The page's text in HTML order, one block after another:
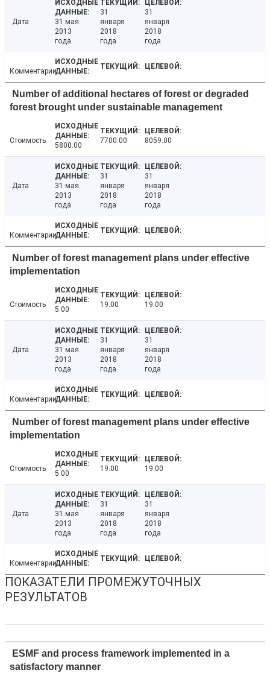
Дата
31 мая
2013
года
31
января
2018
года
31
января
2018
года
Комментарии
Number of additional hectares of forest or degraded
forest brought under sustainable management
Стоимость
5800.00
7700.00 8059.00
Дата
31 мая
2013
года
31
января
2018
года
31
января
2018
года
Комментарии
Number of forest management plans under effective
implementation
Стоимость
5.00
19.00 19.00
Дата
31 мая
2013
года
31
января
2018
года
31
января
2018
года
Комментарии
Number of forest management plans under effective
implementation
Стоимость
5.00
19.00 19.00
Дата
31 мая
2013
года
31
января
2018
года
31
января
2018
года
Комментарии
ПОКАЗАТЕЛИ ПРОМЕЖУТОЧНЫХ
РЕЗУЛЬТАТОВ
ESMF and process framework implemented in a
satisfactory manner